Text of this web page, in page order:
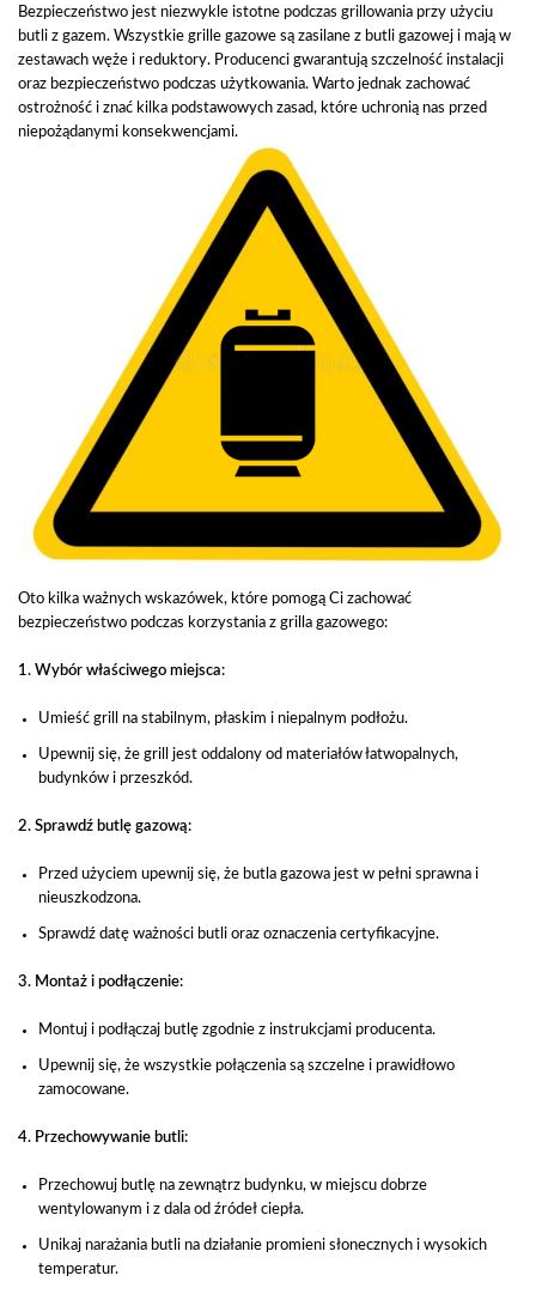
Bezpieczeństwo jest niezwykle istotne podczas grillowania przy użyciu
butli z gazem. Wszystkie grille gazowe są zasilane z butli gazowej i mają w
zestawach węże i reduktory. Producenci gwarantują szczelność instalacji
oraz bezpieczeństwo podczas użytkowania. Warto jednak zachować
ostrożność i znać kilka podstawowych zasad, które uchronią nas przed
niepożądanymi konsekwencjami.
Oto kilka ważnych wskazówek, które pomogą Ci zachować
bezpieczeństwo podczas korzystania z grilla gazowego:
1. Wybór właściwego miejsca:
Umieść grill na stabilnym, płaskim i niepalnym podłożu.
Upewnij się, że grill jest oddalony od materiałów łatwopalnych,
budynków i przeszkód.
2. Sprawdź butlę gazową:
Przed użyciem upewnij się, że butla gazowa jest w pełni sprawna i
nieuszkodzona.
Sprawdź datę ważności butli oraz oznaczenia certyfikacyjne.
3. Montaż i podłączenie:
Montuj i podłączaj butlę zgodnie z instrukcjami producenta.
Upewnij się, że wszystkie połączenia są szczelne i prawidłowo
zamocowane.
4. Przechowywanie butli:
Przechowuj butlę na zewnątrz budynku, w miejscu dobrze
wentylowanym i z dala od źródeł ciepła.
Unikaj narażania butli na działanie promieni słonecznych i wysokich
temperatur.